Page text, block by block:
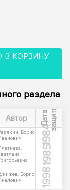
В КОРЗИНУ
раздела
Автор Д
а
т
а
з
а
щ
и
ты
Борис
1984
1985
Борис
1998